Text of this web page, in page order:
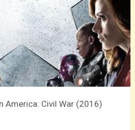
America: Civil War (2016)